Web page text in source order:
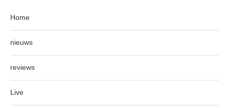
Home
nieuws
reviews
Live